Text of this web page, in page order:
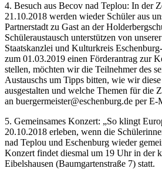
4. Besuch aus Becov nad Teplou: In der
21.10.2018 werden wieder Schüler aus
Partnerstadt zu Gast an der
Schüleraustausch unterstützen von
Staatskanzlei und Kulturkreis
zum 01.03.2019 einen Förderantrag zur
stellen, möchten wir die Teilnehmer des
Austauschs um Tipps bitten, wie wir
ausgestalten und welche Themen für die
an buergermeister@eschenburg.de per E-
5. Gemeinsames Konzert: „So klingt
20.10.2018 erleben, wenn die
nad Teplou und Eschenburg wieder
Konzert findet diesmal um 19 Uhr in der
Eibelshausen (Baumgartenstraße 7) statt.